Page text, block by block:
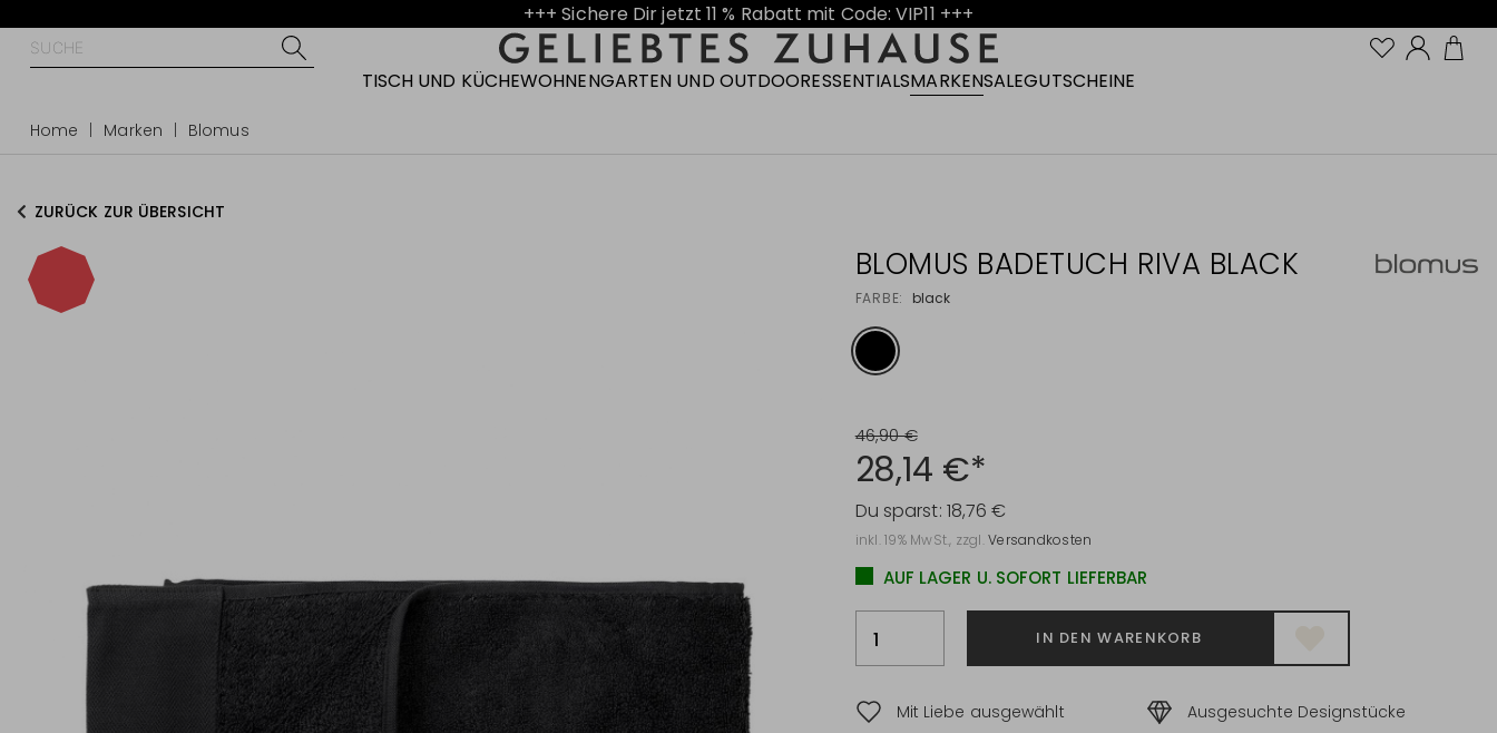
+++ Sichere Dir jetzt 11 % Rabatt mit Code: VIP11 +++
Konto
TISCH UND KÜCHEWOHNENGARTEN UND OUTDOORESSENTIALSMARKENSALEGUTSCHEINE
Home Marken Blomus
ZURÜCK ZUR ÜBERSICHT
BLOMUS BADETUCH RIVA BLACK
FARBE: black
46,90 €
28,14 €*
Du sparst: 18,76 €
inkl. 19% MwSt., zzgl.Versandkosten
AUF LAGER U. SOFORT LIEFERBAR
IN DEN WARENKORB
Mit Liebe ausgewählt
Ausgesuchte Designstücke